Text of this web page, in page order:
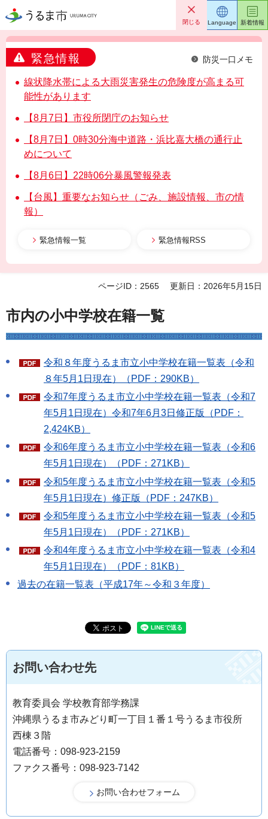
うるま市 閉じる
緊急情報 防災一口メモ
線状降水帯による大雨災害発生の危険度が高まる可
能性があります
【8月7日】市役所閉庁のお知らせ
【8月7日】0時30分海中道路・浜比嘉大橋の通行止
めについて
【8月6日】22時06分暴風警報発表
【台風】重要なお知らせ（ごみ、施設情報、市の情
報）
緊急情報一覧 緊急情報RSS
Language 新着情報
ページID：2565 更新日：2026年5月15日
市内の小中学校在籍一覧
令和８年度うるま市立小中学校在籍一覧表（令和
８年5月1日現在）（PDF：290KB）
令和7年度うるま市立小中学校在籍一覧表（令和7
年5月1日現在）令和7年6月3日修正版（PDF：
2,424KB）
令和6年度うるま市立小中学校在籍一覧表（令和6
年5月1日現在）（PDF：271KB）
令和5年度うるま市立小中学校在籍一覧表（令和5
年5月1日現在）修正版（PDF：247KB）
令和5年度うるま市立小中学校在籍一覧表（令和5
年5月1日現在）（PDF：271KB）
令和4年度うるま市立小中学校在籍一覧表（令和4
年5月1日現在）（PDF：81KB）
過去の在籍一覧表（平成17年～令和３年度）
お問い合わせ先
教育委員会 学校教育部学務課
沖縄県うるま市みどり町一丁目１番１号うるま市役所
西棟３階
電話番号：098-923-2159
ファクス番号：098-923-7142